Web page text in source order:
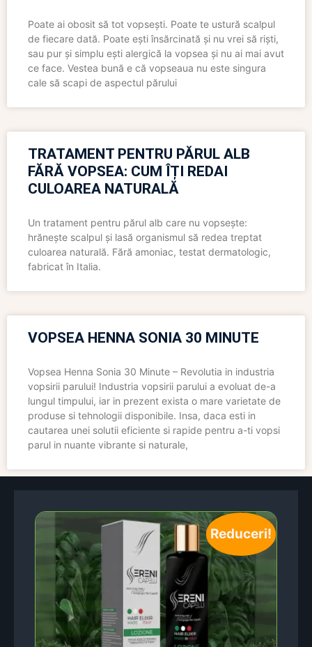
Poate ai obosit să tot vopsești. Poate te ustură scalpul
de fiecare dată. Poate ești însărcinată și nu vrei să riști,
sau pur și simplu ești alergică la vopsea și nu ai mai avut
ce face. Vestea bună e că vopseaua nu este singura
cale să scapi de aspectul părului
TRATAMENT PENTRU PĂRUL ALB
FĂRĂ VOPSEA: CUM ÎȚI REDAI
CULOAREA NATURALĂ
Un tratament pentru părul alb care nu vopsește:
hrănește scalpul și lasă organismul să redea treptat
culoarea naturală. Fără amoniac, testat dermatologic,
fabricat în Italia.
VOPSEA HENNA SONIA 30 MINUTE
Vopsea Henna Sonia 30 Minute – Revolutia in industria
vopsirii parului! Industria vopsirii parului a evoluat de-a
lungul timpului, iar in prezent exista o mare varietate de
produse si tehnologii disponibile. Insa, daca esti in
cautarea unei solutii eficiente si rapide pentru a-ti vopsi
parul in nuante vibrante si naturale,
Reduceri!